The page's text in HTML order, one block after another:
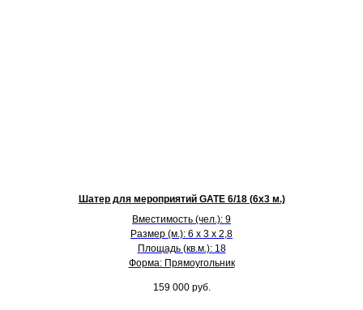
Шатер для мероприятий GATE 6/18 (6х3 м.)
Вместимость (чел.): 9
Размер (м.): 6 х 3 х 2,8
Площадь (кв.м.): 18
Форма: Прямоугольник
159 000 руб.